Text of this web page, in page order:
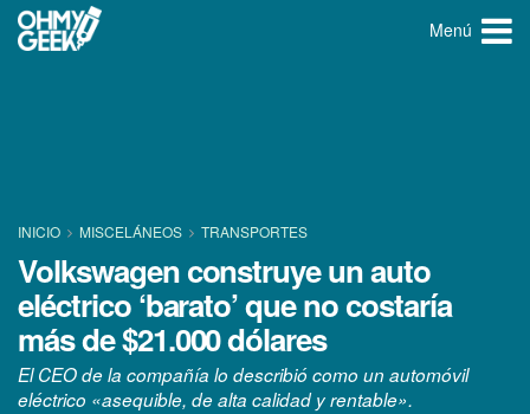
Menú
INICIO MISCELÁNEOS TRANSPORTES
Volkswagen construye un auto
eléctrico ‘barato’ que no costaría
más de $21.000 dólares
El CEO de la compañía lo describió como un automóvil
eléctrico «asequible, de alta calidad y rentable».